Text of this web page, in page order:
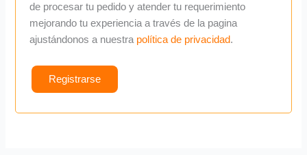
de procesar tu pedido y atender tu requerimiento
mejorando tu experiencia a través de la pagina
ajustándonos a nuestra política de privacidad.
Registrarse